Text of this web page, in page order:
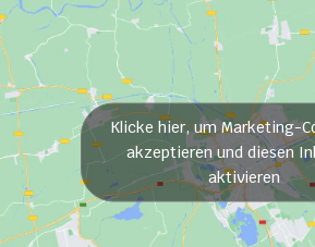
Klicke hier, um Marketing-
akzeptieren und diesen
aktivieren